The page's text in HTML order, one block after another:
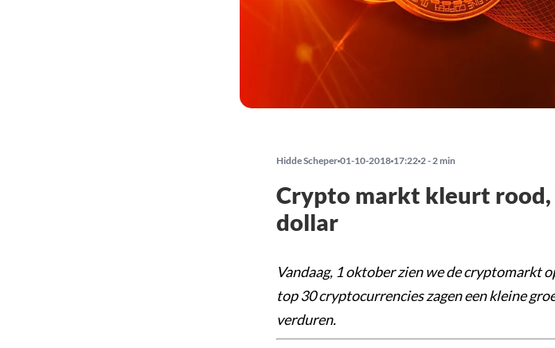
Hidde Scheper 01-10-2018 17:22 2 - 2 min
Crypto markt kleurt
dollar
Vandaag, 1 oktober zien we de cryptomarkt
top 30 cryptocurrencies zagen een kleine
verduren.